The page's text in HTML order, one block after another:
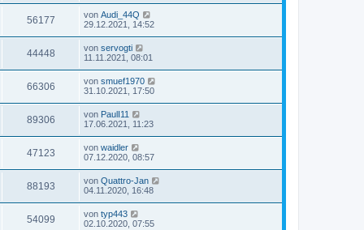
56177 von Audi_44Q
29.12.2021, 14:52
44448 von servogti
11.11.2021, 08:01
66306 von smuef1970
31.10.2021, 17:50
89306 von PaulI11
17.06.2021, 11:23
47123 von waidler
07.12.2020, 08:57
88193 von Quattro-Jan
04.11.2020, 16:48
54099 von typ443
02.10.2020, 07:55